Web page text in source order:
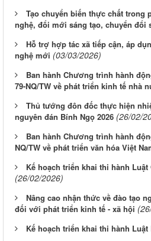
Tạo chuyển biến thực chất trong
nghệ, đổi mới sáng tạo, chuyển đổi
Hỗ trợ hợp tác xã tiếp cận, áp
nghệ mới (03/03/2026)
Ban hành Chương trình hành
79-NQ/TW về phát triển kinh tế nhà
Thủ tướng đôn đốc thực hiện
nguyên đán Bính Ngọ 2026 (26/02/
Ban hành Chương trình hành
NQ/TW về phát triển văn hóa Việt
Kế hoạch triển khai thi hành
(26/02/2026)
Nâng cao nhận thức về đào tạo
đối với phát triển kinh tế - xã hội
Kế hoạch triển khai thi hành Luật